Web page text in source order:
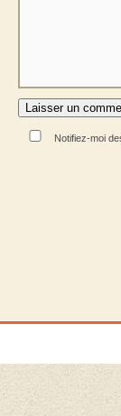
Notifiez-moi